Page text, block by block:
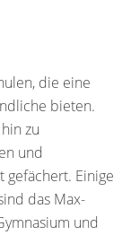
die eine
bieten.
zu
und
gefächert. Einige
das Max-
und